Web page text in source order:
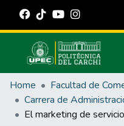
Communities & Collections
All of DSpace
Statistics
Home